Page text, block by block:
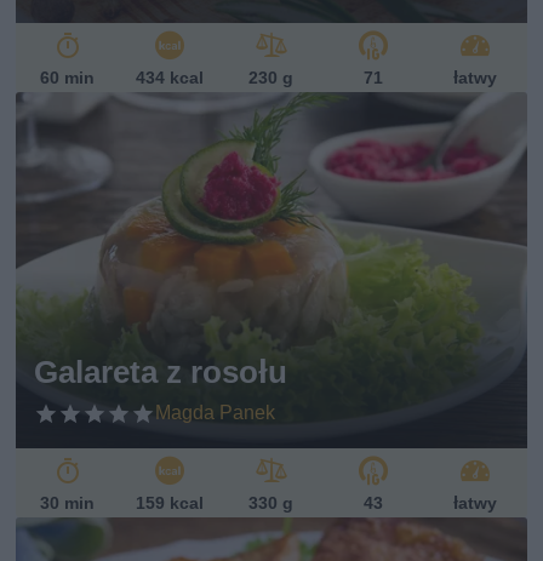
60 min 434 kcal 230 g 71 łatwy
Galareta z rosołu
Magda Panek
30 min 159 kcal 330 g 43 łatwy